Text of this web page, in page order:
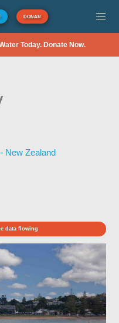
DONAR
Today. Donate Now.
New Zealand
data flowing